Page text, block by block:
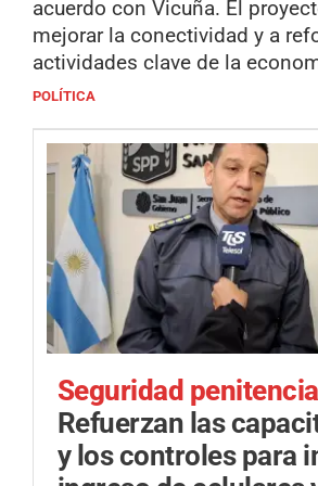
acuerdo con Vicuña. El
mejorar la conectividad y a
actividades clave de la
POLÍTICA
Seguridad
Refuerzan las
y los controles para